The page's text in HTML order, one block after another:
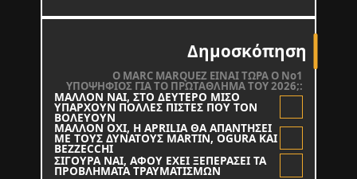
Δημοσκόπηση
O MARC MARQUEZ ΕΙΝΑΙ ΤΩΡΑ Ο Νο1
ΥΠΟΨΗΦΙΟΣ ΓΙΑ ΤΟ ΠΡΩΤΑΘΛΗΜΑ ΤΟΥ 2026;:
ΜΑΛΛΟΝ ΝΑΙ, ΣΤΟ ΔΕΥΤΕΡΟ ΜΙΣΟ
ΥΠΑΡΧΟΥΝ ΠΟΛΛΕΣ ΠΙΣΤΕΣ ΠΟΥ ΤΟΝ
ΒΟΛΕΥΟΥΝ
ΜΑΛΛΟΝ ΟΧΙ, Η APRILIA ΘΑ ΑΠΑΝΤΗΣΕΙ
ΜΕ ΤΟΥΣ ΔΥΝΑΤΟΥΣ MARTIN, OGURA KAI
BEZZECCHI
ΣΙΓΟΥΡΑ ΝΑΙ, ΑΦΟΥ ΕΧΕΙ ΞΕΠΕΡΑΣΕΙ ΤΑ
ΠΡΟΒΛΗΜΑΤΑ ΤΡΑΥΜΑΤΙΣΜΩΝ